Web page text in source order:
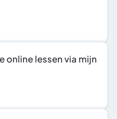
online lessen via mijn